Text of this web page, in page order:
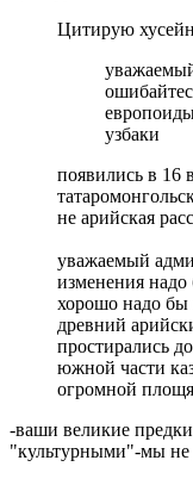
Цитирую
узбаки
появились в 16
не арийская
уважаемый
изменения надо
хорошо надо
древний
простирались
южной части
огромной
-ваши великие
"культурными"-мы не